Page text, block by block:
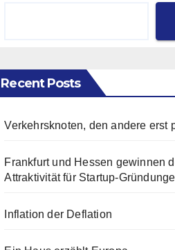
Recent Posts
Verkehrsknoten, den andere erst
Frankfurt und Hessen gewinnen
Attraktivität für Startup-
Inflation der Deflation